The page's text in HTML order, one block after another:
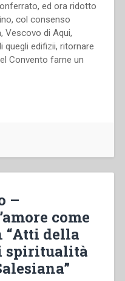
ed ora ridotto
col consenso
Vescovo di Aqui,
quegli edifizii, ritornare
Convento farne un
–
come
“Atti della
spiritualità